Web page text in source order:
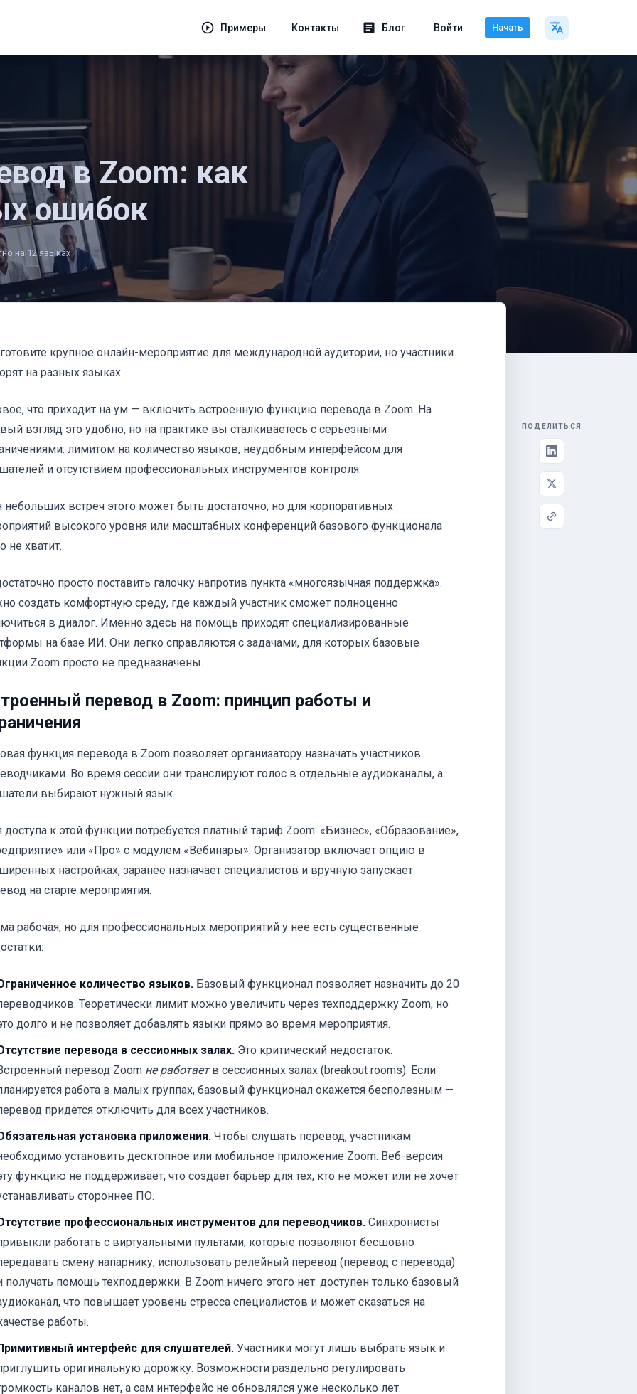
Примеры Контакты Блог Войти Начать
в Zoom: как
ошибок
на 12 языках
крупное онлайн-мероприятие для международной аудитории, но участники
на разных языках.
что приходит на ум — включить встроенную функцию перевода в Zoom. На
взгляд это удобно, но на практике вы сталкиваетесь с серьезными
лимитом на количество языков, неудобным интерфейсом для
и отсутствием профессиональных инструментов контроля.
небольших встреч этого может быть достаточно, но для корпоративных
высокого уровня или масштабных конференций базового функционала
не хватит.
просто поставить галочку напротив пункта «многоязычная поддержка».
создать комфортную среду, где каждый участник сможет полноценно
в диалог. Именно здесь на помощь приходят специализированные
на базе ИИ. Они легко справляются с задачами, для которых базовые
Zoom просто не предназначены.
перевод в Zoom: принцип работы и
функция перевода в Zoom позволяет организатору назначать участников
Во время сессии они транслируют голос в отдельные аудиоканалы, а
выбирают нужный язык.
к этой функции потребуется платный тариф Zoom: «Бизнес», «Образование»,
или «Про» с модулем «Вебинары». Организатор включает опцию в
настройках, заранее назначает специалистов и вручную запускает
на старте мероприятия.
рабочая, но для профессиональных мероприятий у нее есть существенные
количество языков. Базовый функционал позволяет назначить до 20
Теоретически лимит можно увеличить через техподдержку Zoom, но
долго и не позволяет добавлять языки прямо во время мероприятия.
перевода в сессионных залах. Это критический недостаток.
перевод Zoom не работаетв сессионных залах (breakout rooms). Если
работа в малых группах, базовый функционал окажется бесполезным —
придется отключить для всех участников.
установка приложения. Чтобы слушать перевод, участникам
установить десктопное или мобильное приложение Zoom. Веб-версия
функцию не поддерживает, что создает барьер для тех, кто не может или не хочет
стороннее ПО.
профессиональных инструментов для переводчиков. Синхронисты
работать с виртуальными пультами, которые позволяют бесшовно
смену напарнику, использовать релейный перевод (перевод с перевода)
получать помощь техподдержки. В Zoom ничего этого нет: доступен только базовый
что повышает уровень стресса специалистов и может сказаться на
работы.
интерфейс для слушателей. Участники могут лишь выбрать язык и
оригинальную дорожку. Возможности раздельно регулировать
каналов нет, а сам интерфейс не обновлялся уже несколько лет.
ПОДЕЛИТЬСЯ